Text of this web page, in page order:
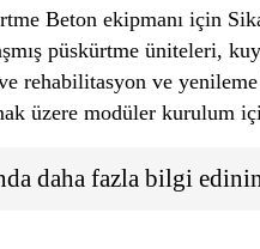
Beton ekipmanı için
püskürtme üniteleri,
rehabilitasyon ve
üzere modüler kurulum
daha fazla bilgi